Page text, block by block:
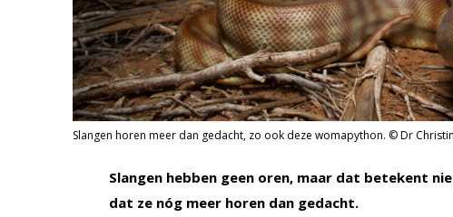
Slangen horen meer dan gedacht, zo ook deze womapython. © Dr
Slangen hebben geen oren, maar dat betekent
dat ze nóg meer horen dan gedacht.